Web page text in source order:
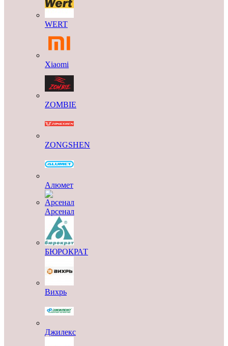
WERT
Xiaomi
ZOMBIE
ZONGSHEN
Алюмет
Арсенал
БЮРОКРАТ
Вихрь
Джилекс